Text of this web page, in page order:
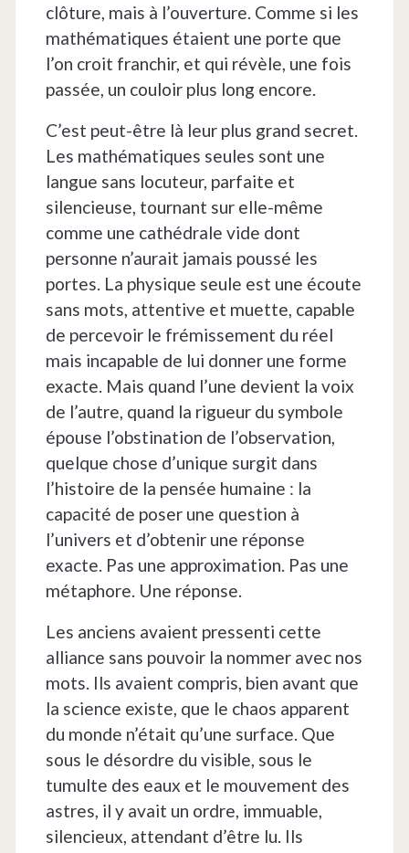
clôture, mais à l’ouverture. Comme si les
mathématiques étaient une porte que
l’on croit franchir, et qui révèle, une fois
passée, un couloir plus long encore.
C’est peut-être là leur plus grand secret.
Les mathématiques seules sont une
langue sans locuteur, parfaite et
silencieuse, tournant sur elle-même
comme une cathédrale vide dont
personne n’aurait jamais poussé les
portes. La physique seule est une écoute
sans mots, attentive et muette, capable
de percevoir le frémissement du réel
mais incapable de lui donner une forme
exacte. Mais quand l’une devient la voix
de l’autre, quand la rigueur du symbole
épouse l’obstination de l’observation,
quelque chose d’unique surgit dans
l’histoire de la pensée humaine : la
capacité de poser une question à
l’univers et d’obtenir une réponse
exacte. Pas une approximation. Pas une
métaphore. Une réponse.
Les anciens avaient pressenti cette
alliance sans pouvoir la nommer avec nos
mots. Ils avaient compris, bien avant que
la science existe, que le chaos apparent
du monde n’était qu’une surface. Que
sous le désordre du visible, sous le
tumulte des eaux et le mouvement des
astres, il y avait un ordre, immuable,
silencieux, attendant d’être lu. Ils